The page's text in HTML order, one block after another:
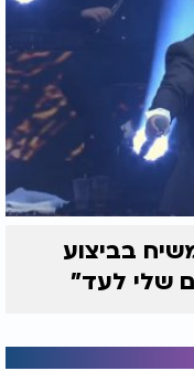
בביצוע
שלי לעד"